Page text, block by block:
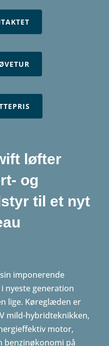
løfter
og
til et nyt
imponerende
nyeste generation
lige. Køreglæden er
mild-hybridteknikken,
motor,
benzinøkonomi på